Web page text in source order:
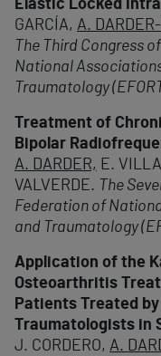
Elastic Locked
GARCÍA, A.
The Third Congress
National
Traumatology
Treatment of
Bipolar
A. DARDER, E.
VALVERDE. The
Federation of
and Traumatology
Application of the
Osteoarthritis
Patients Treated
Traumatologists in
J. CORDERO, A.